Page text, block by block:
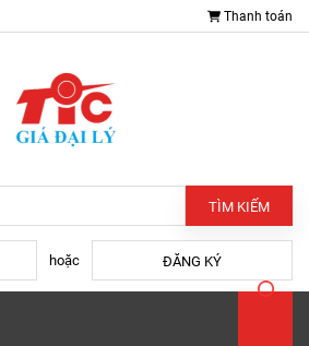
Thanh toán
TÌM KIẾM
hoặc ĐĂNG KÝ